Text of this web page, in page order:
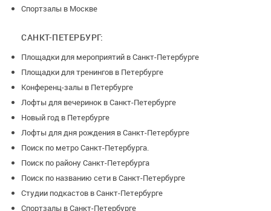
Спортзалы в Москве
САНКТ-ПЕТЕРБУРГ:
Площадки для мероприятий в Санкт-Петербурге
Площадки для тренингов в Петербурге
Конференц-залы в Петербурге
Лофты для вечеринок в Санкт-Петербурге
Новый год в Петербурге
Лофты для дня рождения в Санкт-Петербурге
Поиск по метро Санкт-Петербурга.
Поиск по району Санкт-Петербурга
Поиск по названию сети в Санкт-Петербурге
Студии подкастов в Санкт-Петербурге
Спортзалы в Санкт-Петербурге